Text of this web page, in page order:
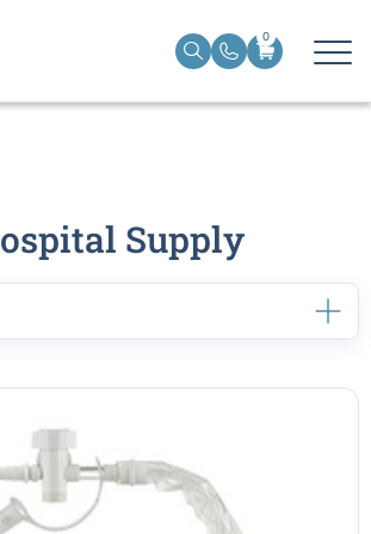
0
Supply
трубки
трахеостомии
трубки
трубки
маски